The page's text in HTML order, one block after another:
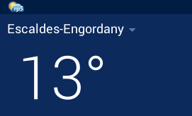
Escaldes-Engordany
13°